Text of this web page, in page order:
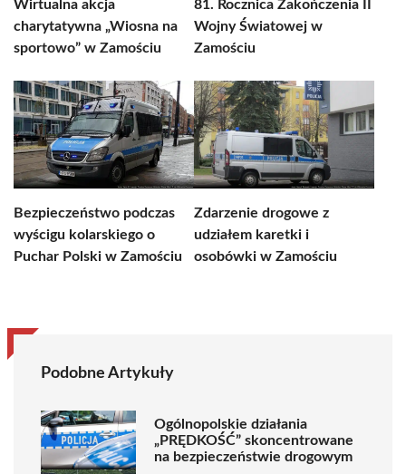
Wirtualna akcja
charytatywna „Wiosna na
sportowo” w Zamościu
81. Rocznica Zakończenia II
Wojny Światowej w
Zamościu
Bezpieczeństwo podczas
wyścigu kolarskiego o
Puchar Polski w Zamościu
Zdarzenie drogowe z
udziałem karetki i
osobówki w Zamościu
Podobne Artykuły
Ogólnopolskie działania
„PRĘDKOŚĆ” skoncentrowane
na bezpieczeństwie drogowym